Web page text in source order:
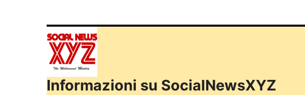
Informazioni su SocialNewsXYZ